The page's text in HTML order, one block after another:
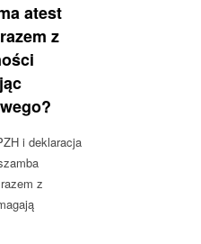
atest
z
i deklaracja
z